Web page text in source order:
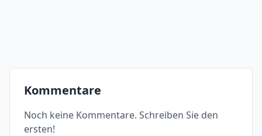
Kommentare
Noch keine Kommentare. Schreiben Sie den
ersten!